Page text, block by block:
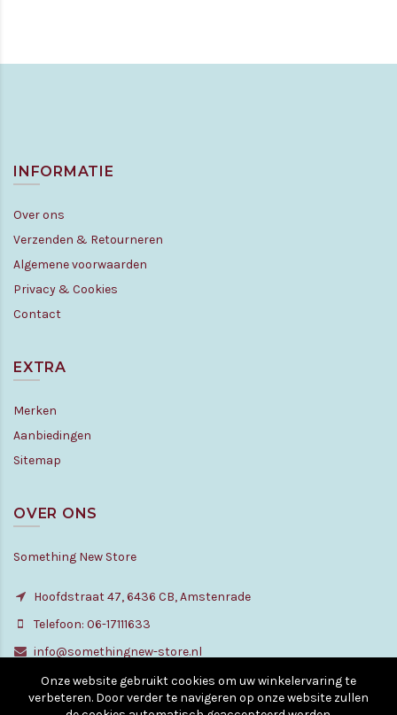
INFORMATIE
Over ons
Verzenden & Retourneren
Algemene voorwaarden
Privacy & Cookies
Contact
EXTRA
Merken
Aanbiedingen
Sitemap
OVER ONS
Something New Store
Hoofdstraat 47, 6436 CB, Amstenrade
Telefoon: 06-17111633
info@somethingnew-store.nl
Onze website gebruikt cookies om uw winkelervaring te
verbeteren. Door verder te navigeren op onze website zullen